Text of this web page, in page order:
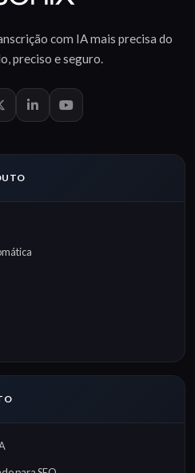
com IAmais precisa do
,preciso eseguro.